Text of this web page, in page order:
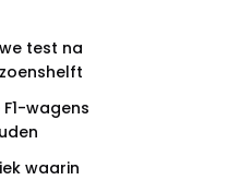
test na
wagens
waarin